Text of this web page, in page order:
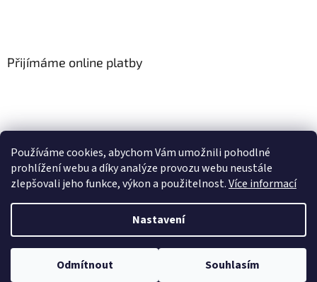
Používáme cookies, abychom Vám umožnili pohodlné
prohlížení webu a díky analýze provozu webu neustále
zlepšovali jeho funkce, výkon a použitelnost.Více informací
Nastavení
Odmítnout Souhlasím
U vybraných produktů může být objednávka množstevně omezena dle
Přijímáme online platby
SLOVNÍČEK POJMŮ
Vytvořil Shoptet
Copyright 2026Pokešov s.r.o. . Všechna práva vyhrazena.